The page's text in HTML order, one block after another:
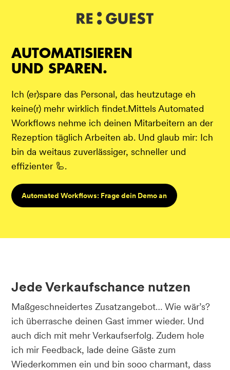
AUTOMATISIEREN
UND SPAREN.
Ich (er)spare das Personal, das heutzutage eh
keine(r) mehr wirklich findet.Mittels Automated
Workflows nehme ich deinen Mitarbeitern an der
Rezeption täglich Arbeiten ab. Und glaub mir: Ich
bin da weitaus zuverlässiger, schneller und
effizienter 🦾.
Automated Workflows: Frage dein Demo an
Jede Verkaufschance nutzen
Maßgeschneidertes Zusatzangebot… Wie wär’s?
ich überrasche deinen Gast immer wieder. Und
auch dich mit mehr Verkaufserfolg. Zudem hole
ich mir Feedback, lade deine Gäste zum
Wiederkommen ein und bin sooo charmant, dass